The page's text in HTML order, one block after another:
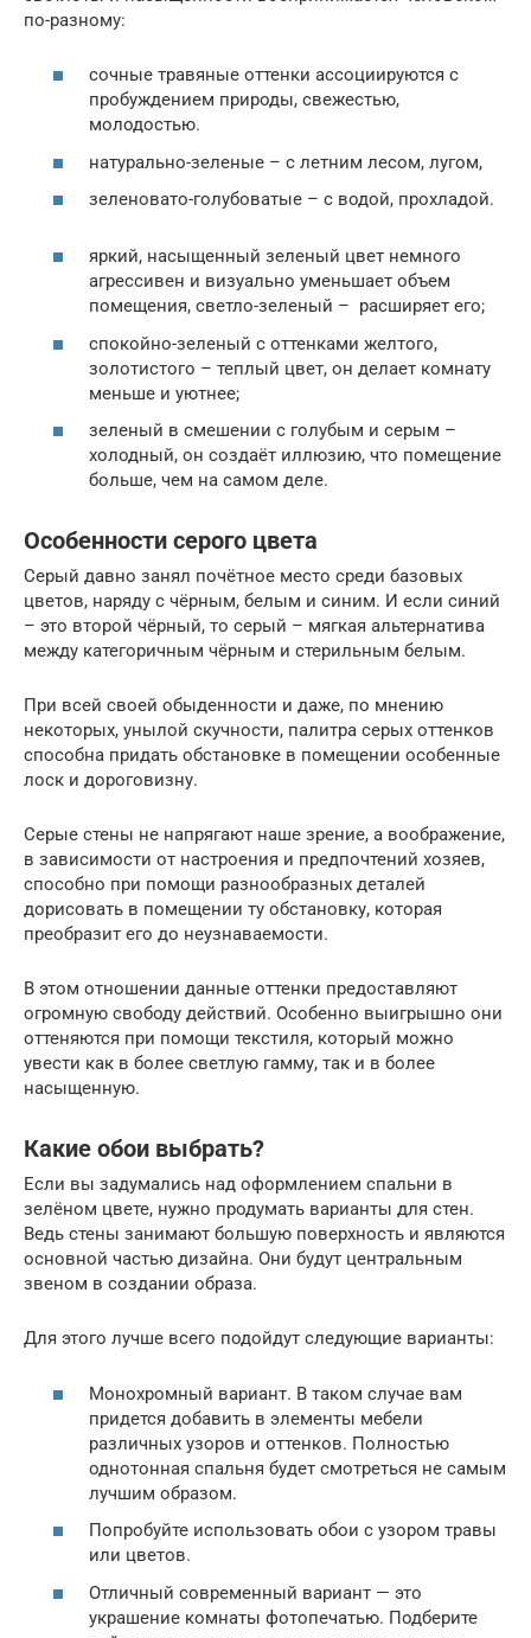
по-разному:
сочные травяные оттенки ассоциируются с
пробуждением природы, свежестью,
молодостью.
натурально-зеленые – с летним лесом, лугом,
зеленовато-голубоватые – с водой, прохладой.
яркий, насыщенный зеленый цвет немного
агрессивен и визуально уменьшает объем
помещения, светло-зеленый – расширяет его;
спокойно-зеленый с оттенками желтого,
золотистого – теплый цвет, он делает комнату
меньше и уютнее;
зеленый в смешении с голубым и серым –
холодный, он создаёт иллюзию, что помещение
больше, чем на самом деле.
Особенности серого цвета
Серый давно занял почётное место среди базовых
цветов, наряду с чёрным, белым и синим. И если синий
– это второй чёрный, то серый – мягкая альтернатива
между категоричным чёрным и стерильным белым.
При всей своей обыденности и даже, по мнению
некоторых, унылой скучности, палитра серых оттенков
способна придать обстановке в помещении особенные
лоск и дороговизну.
Серые стены не напрягают наше зрение, а воображение,
в зависимости от настроения и предпочтений хозяев,
способно при помощи разнообразных деталей
дорисовать в помещении ту обстановку, которая
преобразит его до неузнаваемости.
В этом отношении данные оттенки предоставляют
огромную свободу действий. Особенно выигрышно они
оттеняются при помощи текстиля, который можно
увести как в более светлую гамму, так и в более
насыщенную.
Какие обои выбрать?
Если вы задумались над оформлением спальни в
зелёном цвете, нужно продумать варианты для стен.
Ведь стены занимают большую поверхность и являются
основной частью дизайна. Они будут центральным
звеном в создании образа.
Для этого лучше всего подойдут следующие варианты:
Монохромный вариант. В таком случае вам
придется добавить в элементы мебели
различных узоров и оттенков. Полностью
однотонная спальня будет смотреться не самым
лучшим образом.
Попробуйте использовать обои с узором травы
или цветов.
Отличный современный вариант — это
украшение комнаты фотопечатью. Подберите